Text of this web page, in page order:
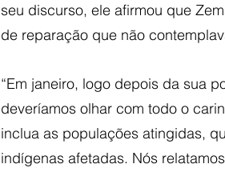
seu discurso, ele afirmou que
de reparação que não
“Em janeiro, logo depois da sua
deveríamos olhar com todo o
inclua as populações atingidas,
indígenas afetadas. Nós